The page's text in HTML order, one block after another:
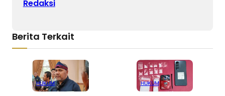
Redaksi
Berita Terkait
HUKUM HUKUM